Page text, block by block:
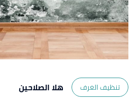
تنظيف الغرف
هلا الصلاحين